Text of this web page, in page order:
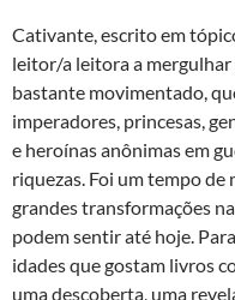
Cativante, escrito em
leitor/a leitora a
bastante movimentado,
imperadores, princesas,
e heroínas anônimas em
riquezas. Foi um tempo
grandes transformações
podem sentir até hoje.
idades que gostam livros
uma descoberta, uma